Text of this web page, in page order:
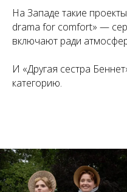
На Западе такие
drama for comfort» —
включают ради
И «Другая сестра
категорию.